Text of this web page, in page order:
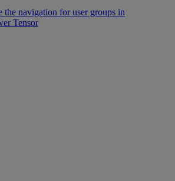
the navigation for user groups in
Tensor